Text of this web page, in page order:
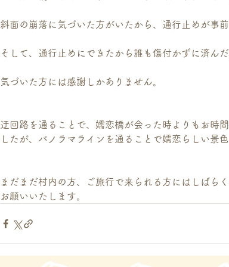
斜面の崩落に気づいた方がいたから、通行止めが事前
そして、通行止めにできたから誰も傷付かずに済んだ
気づいた方には感謝しかありません。
迂回路を通ることで、嬬恋橋が会った時よりもお時
したが、パノラマラインを通ることで嬬恋らしい景
まだまだ村内の方、ご旅行で来られる方にはしばら
お願いいたします。